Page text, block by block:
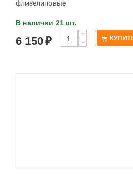
флизелиновые
В наличии 21 шт.
6 150₽
+
−